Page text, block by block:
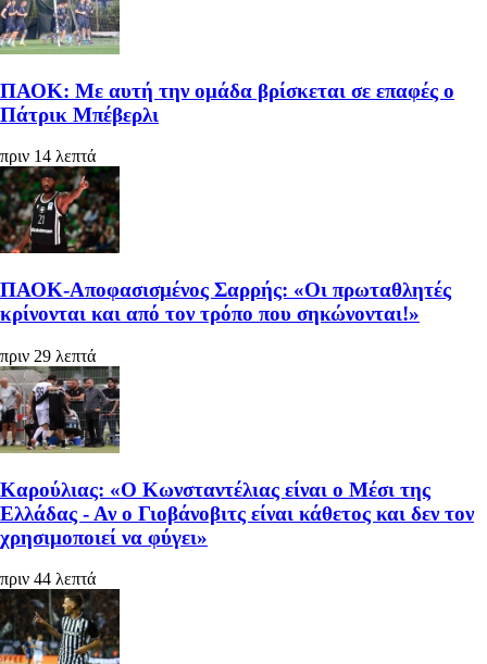
ΠΑΟΚ: Με αυτή την ομάδα βρίσκεται σε επαφές ο
Πάτρικ Μπέβερλι
πριν 14 λεπτά
ΠΑΟΚ-Αποφασισμένος Σαρρής: «Οι πρωταθλητές
κρίνονται και από τον τρόπο που σηκώνονται!»
πριν 29 λεπτά
Καρούλιας: «Ο Κωνσταντέλιας είναι ο Μέσι της
Ελλάδας - Αν ο Γιοβάνοβιτς είναι κάθετος και δεν τον
χρησιμοποιεί να φύγει»
πριν 44 λεπτά